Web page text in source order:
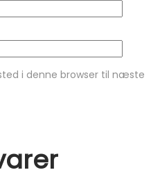
i denne browser til næste